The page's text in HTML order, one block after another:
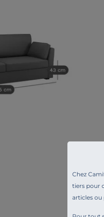
Chez
tiers pour
articles ou